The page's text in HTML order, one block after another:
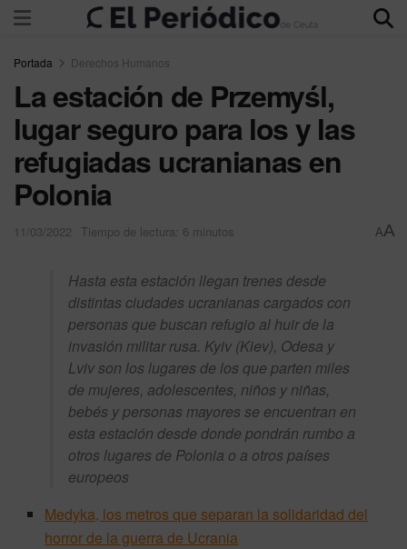
Portada Derechos Humanos
La estación de Przemyśl,
lugar seguro para los y las
refugiadas ucranianas en
Polonia
11/03/2022 Tiempo de lectura: 6 minutos AA
Hasta esta estación llegan trenes desde
distintas ciudades ucranianas cargados con
personas que buscan refugio al huir de la
invasión militar rusa. Kyiv (Kiev), Odesa y
Lviv son los lugares de los que parten miles
de mujeres, adolescentes, niños y niñas,
bebés y personas mayores se encuentran en
esta estación desde donde pondrán rumbo a
otros lugares de Polonia o a otros países
europeos
Medyka, los metros que separan la solidaridad del
horror de la guerra de Ucrania